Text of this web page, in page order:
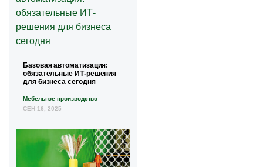
Базовая автоматизация:
обязательные ИТ-решения
для бизнеса сегодня
Мебельное производство
СЕН 16, 2025